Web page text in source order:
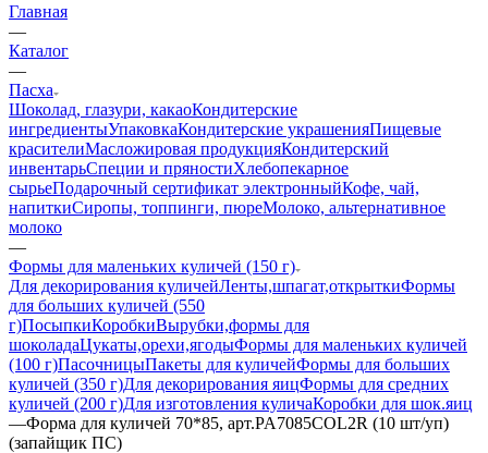
Главная
—
Каталог
—
Пасха
Шоколад, глазури, какаоКондитерские
ингредиентыУпаковкаКондитерские украшенияПищевые
красителиМасложировая продукцияКондитерский
инвентарьСпеции и пряностиХлебопекарное
сырьеПодарочный сертификат электронныйКофе, чай,
напиткиСиропы, топпинги, пюреМолоко, альтернативное
молоко
—
Формы для маленьких куличей (150 г)
Для декорирования куличейЛенты,шпагат,открыткиФормы
для больших куличей (550
г)ПосыпкиКоробкиВырубки,формы для
шоколадаЦукаты,орехи,ягодыФормы для маленьких куличей
(100 г)ПасочницыПакеты для куличейФормы для больших
куличей (350 г)Для декорирования яицФормы для средних
куличей (200 г)Для изготовления куличаКоробки для шок.яиц
—Форма для куличей 70*85, арт.PA7085COL2R (10 шт/уп)
(запайщик ПС)